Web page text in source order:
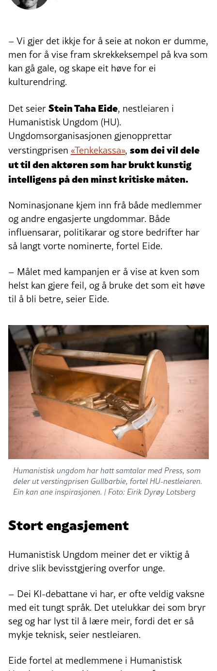
– Vi gjer det ikkje for å seie at nokon er dumme,
men for å vise fram skrekkeksempel på kva som
kan gå gale, og skape eit høve for ei
kulturendring.
Det seierStein Taha Eide, nestleiaren i
Humanistisk Ungdom (HU).
Ungdomsorganisasjonen gjenopprettar
verstingprisen «Tenkekassa», som dei vil dele
ut til den aktøren som har brukt kunstig
intelligens på den minst kritiske måten.
Nominasjonane kjem inn frå både medlemmer
og andre engasjerte ungdommar. Både
influensarar, politikarar og store bedrifter har
så langt vorte nominerte, fortel Eide.
– Målet med kampanjen er å vise at kven som
helst kan gjere feil, og å bruke det som eit høve
til å bli betre, seier Eide.
Humanistisk ungdom har hatt samtalar med Press, som
deler ut verstingprisen Gullbarbie, fortel HU-nestleiaren.
Ein kan ane inspirasjonen. | Foto: Eirik Dyrøy Lotsberg
Stort engasjement
Humanistisk Ungdom meiner det er viktig å
drive slik bevisstgjering overfor unge.
– Dei KI-debattane vi har, er ofte veldig vaksne
med eit tungt språk. Det utelukkar dei som bryr
seg og har lyst til å lære meir, fordi det er så
mykje teknisk, seier nestleiaren.
Eide fortel at medlemmene i Humanistisk